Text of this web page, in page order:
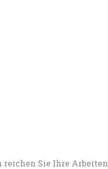
Sie Ihre